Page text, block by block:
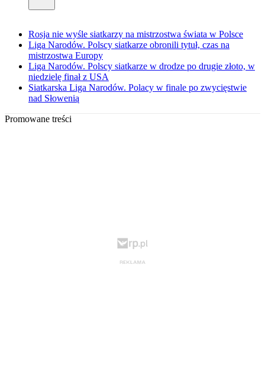
Rosja nie wyśle siatkarzy na mistrzostwa świata w Polsce
Liga Narodów. Polscy siatkarze obronili tytuł, czas na
mistrzostwa Europy
Liga Narodów. Polscy siatkarze w drodze po drugie złoto, w
niedzielę finał z USA
Siatkarska Liga Narodów. Polacy w finale po zwycięstwie
nad Słowenią
Promowane treści